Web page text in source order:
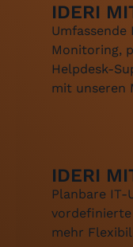
IDERI
Umfassende
Monitoring,
Helpdesk-
mit unseren
IDERI
Planbare
mehr